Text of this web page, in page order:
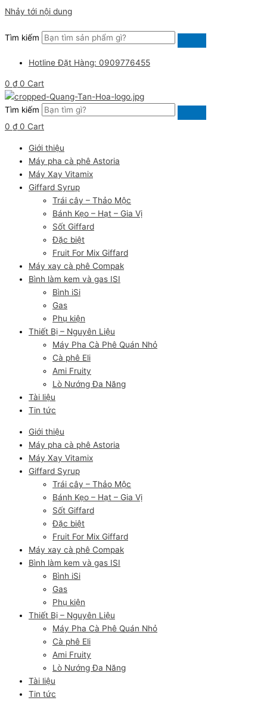
Nhảy tới nội dung
Tìm kiếm
Hotline Đặt Hàng: 0909776455
0 ₫ 0 Cart
Tìm kiếm
0 ₫ 0 Cart
Giới thiệu
Máy pha cà phê Astoria
Máy Xay Vitamix
Giffard Syrup
Trái cây – Thảo Mộc
Bánh Kẹo – Hạt – Gia Vị
Sốt Giffard
Đặc biệt
Fruit For Mix Giffard
Máy xay cà phê Compak
Bình làm kem và gas ISI
Bình iSi
Gas
Phụ kiện
Thiết Bị – Nguyên Liệu
Máy Pha Cà Phê Quán Nhỏ
Cà phê Eli
Ami Fruity
Lò Nướng Đa Năng
Tài liệu
Tin tức
Giới thiệu
Máy pha cà phê Astoria
Máy Xay Vitamix
Giffard Syrup
Trái cây – Thảo Mộc
Bánh Kẹo – Hạt – Gia Vị
Sốt Giffard
Đặc biệt
Fruit For Mix Giffard
Máy xay cà phê Compak
Bình làm kem và gas ISI
Bình iSi
Gas
Phụ kiện
Thiết Bị – Nguyên Liệu
Máy Pha Cà Phê Quán Nhỏ
Cà phê Eli
Ami Fruity
Lò Nướng Đa Năng
Tài liệu
Tin tức